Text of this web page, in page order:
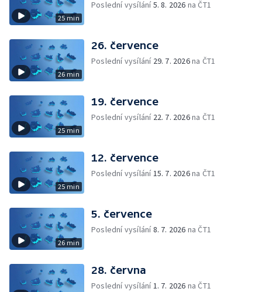
25 min
Poslední vysílání5. 8. 2026 na ČT1
26 min
26. července
Poslední vysílání 29. 7. 2026na ČT1
25 min
19. července
Poslední vysílání 22. 7. 2026na ČT1
25 min
12. července
Poslední vysílání15. 7. 2026na ČT1
26 min
5. července
Poslední vysílání8. 7. 2026 na ČT1
28. června
Poslední vysílání1. 7. 2026 na ČT1